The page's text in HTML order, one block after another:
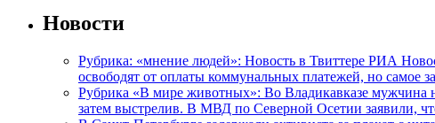
Новости
Рубрика: «мнение людей»: Новость в Твиттере РИА
освободят от оплаты коммунальных платежей, но
Рубрика «В мире животных»: Во Владикавказе мужчина
затем выстрелив. В МВД по Северной Осетии заявили,